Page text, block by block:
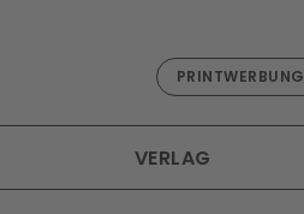
PRINTWERBUNG
VERLAG